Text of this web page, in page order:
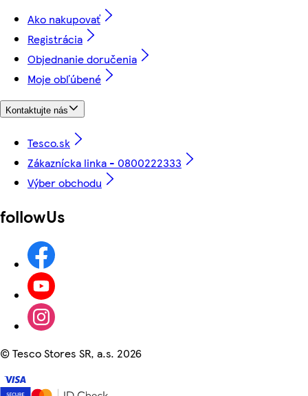
Ako nakupovať
Registrácia
Objednanie doručenia
Moje obľúbené
Kontaktujte nás
Tesco.sk
Zákaznícka linka - 0800222333
Výber obchodu
followUs
©Tesco Stores SR, a.s. 2026